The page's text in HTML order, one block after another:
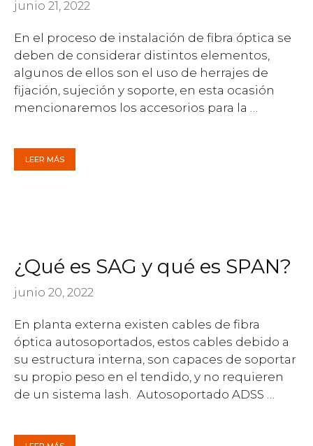
junio 21, 2022
En el proceso de instalación de fibra óptica se
deben de considerar distintos elementos,
algunos de ellos son el uso de herrajes de
fijación, sujeción y soporte, en esta ocasión
mencionaremos los accesorios para la …
LEER MÁS
¿Qué es SAG y qué es SPAN?
junio 20, 2022
En planta externa existen cables de fibra
óptica autosoportados, estos cables debido a
su estructura interna, son capaces de soportar
su propio peso en el tendido, y no requieren
de un sistema lash. Autosoportado ADSS …